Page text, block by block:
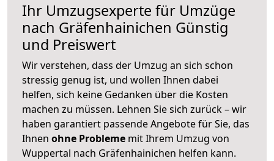
Ihr Umzugsexperte für Umzüge
nach Gräfenhainichen Günstig
und Preiswert
Wir verstehen, dass der Umzug an sich schon
stressig genug ist, und wollen Ihnen dabei
helfen, sich keine Gedanken über die Kosten
machen zu müssen. Lehnen Sie sich zurück – wir
haben garantiert passende Angebote für Sie, das
Ihnen ohne Probleme mit Ihrem Umzug von
Wuppertal nach Gräfenhainichen helfen kann.